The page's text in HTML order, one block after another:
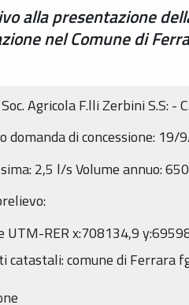
alla presentazione
nel Comune di
Agricola F.lli Zerbini S.S: -
domanda di concessione: 19/
2,5 l/s Volume annuo:
UTM-RER x:708134,9
catastali: comune di Ferrara